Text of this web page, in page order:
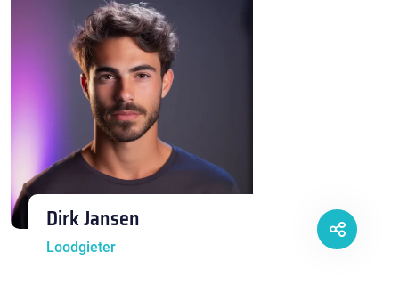
Dirk Jansen
Loodgieter